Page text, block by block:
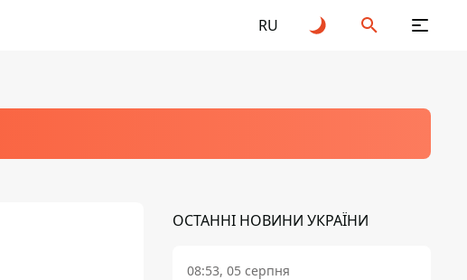
RU
ОСТАННІ НОВИНИ УКРАЇНИ
08:53, 05 серпня